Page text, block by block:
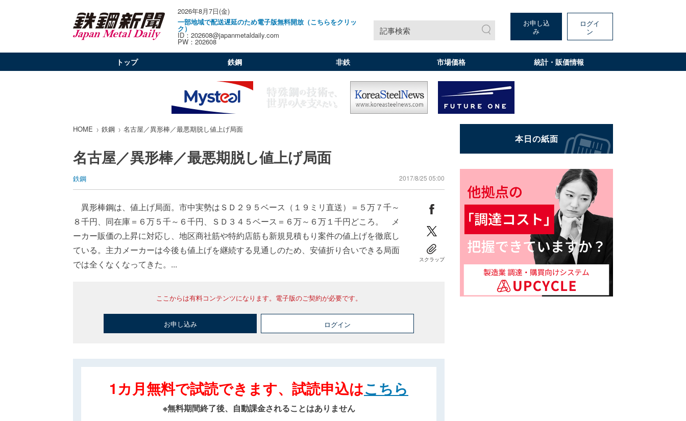
2026年8月7日(金)
一部地域で配送遅延のため電子版無料開放（こちらをクリッ
ク）
ID：202608@japanmetaldaily.com
PW：202608
記事検索
お申し込
み
ログイ
ン
トップ 鉄鋼 非鉄 市場価格 統計・販価情報
HOME 鉄鋼 名古屋／異形棒／最悪期脱し値上げ局面
名古屋／異形棒／最悪期脱し値上げ局面
鉄鋼 2017/8/25 05:00
異形棒鋼は、値上げ局面。市中実勢はＳＤ２９５ベース（１９ミリ直送）＝５万７千～
８千円、同在庫＝６万５千～６千円、ＳＤ３４５ベース＝６万～６万１千円どころ。 メ
ーカー販価の上昇に対応し、地区商社筋や特約店筋も新規見積もり案件の値上げを徹底し
ている。主力メーカーは今後も値上げを継続する見通しのため、安値折り合いできる局面
では全くなくなってきた。...
スクラップ
ここからは有料コンテンツになります。電子版のご契約が必要です。
お申し込み ログイン
1カ月無料で試読できます、試読申込はこちら
※無料期間終了後、自動課金されることはありません